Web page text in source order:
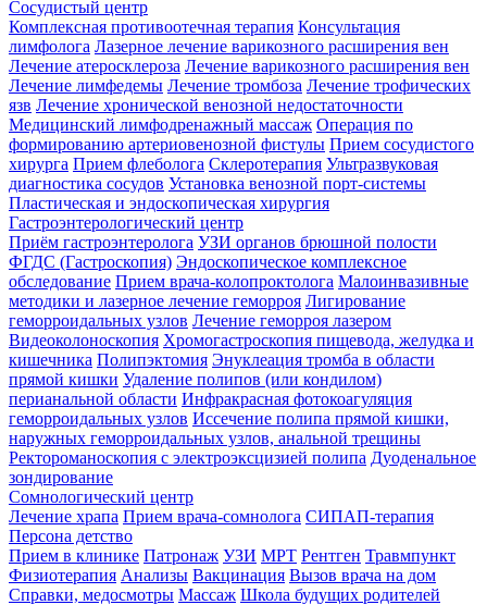
Сосудистый центр
Комплексная противоотечная терапия Консультация
лимфолога Лазерное лечение варикозного расширения вен
Лечение атеросклероза Лечение варикозного расширения вен
Лечение лимфедемы Лечение тромбоза Лечение трофических
язв Лечение хронической венозной недостаточности
Медицинский лимфодренажный массаж Операция по
формированию артериовенозной фистулы Прием сосудистого
хирурга Прием флеболога Склеротерапия Ультразвуковая
диагностика сосудов Установка венозной порт-системы
Пластическая и эндоскопическая хирургия
Гастроэнтерологический центр
Приём гастроэнтеролога УЗИ органов брюшной полости
ФГДС (Гастроскопия) Эндоскопическое комплексное
обследование Прием врача-колопроктолога Малоинвазивные
методики и лазерное лечение геморроя Лигирование
геморроидальных узлов Лечение геморроя лазером
Видеоколоноскопия Хромогастроскопия пищевода, желудка и
кишечника Полипэктомия Энуклеация тромба в области
прямой кишки Удаление полипов (или кондилом)
перианальной области Инфракрасная фотокоагуляция
геморроидальных узлов Иссечение полипа прямой кишки,
наружных геморроидальных узлов, анальной трещины
Ректороманоскопия с электроэксцизией полипа Дуоденальное
зондирование
Сомнологический центр
Лечение храпа Прием врача-сомнолога СИПАП-терапия
Персона детство
Прием в клинике Патронаж УЗИ МРТ Рентген Травмпункт
Физиотерапия Анализы Вакцинация Вызов врача на дом
Справки, медосмотры Массаж Школа будущих родителей